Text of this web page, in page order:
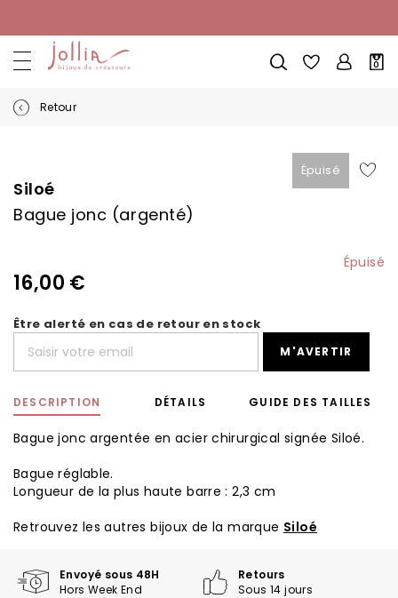
au
contenu
Mon
0
Retour
Siloé
Bague jonc (argenté)
Épuisé
16,00 €
Être alerté en cas de retour en stock
M'AVERTIR
DESCRIPTION
Bague jonc argentée en acier chirurgical signée Siloé.
Bague réglable.
Longueur de la plus haute barre : 2,3 cm
Retrouvez les autres bijoux de la marque Siloé
DÉTAILS GUIDE DES TAILLES
Épuisé
the
end
of
the
beginning
of
Envoyé sous 48H
Hors Week End
Retours
Sous 14 jours